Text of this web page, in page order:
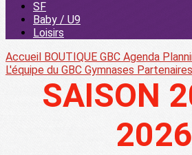
SF
Baby / U9
Loisirs
Accueil BOUTIQUE GBC Agenda
L'équipe du GBC Gymnases Partenaires
SAISON
2026